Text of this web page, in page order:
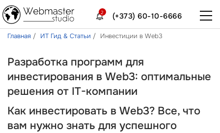
(+373) 60-10-6666
2
Главная ИТ Гид & Статьи Инвестиции в Web3
Разработка программ для
инвестирования в Web3: оптимальные
решения от IT-компании
Как инвестировать в Web3? Все, что
вам нужно знать для успешного